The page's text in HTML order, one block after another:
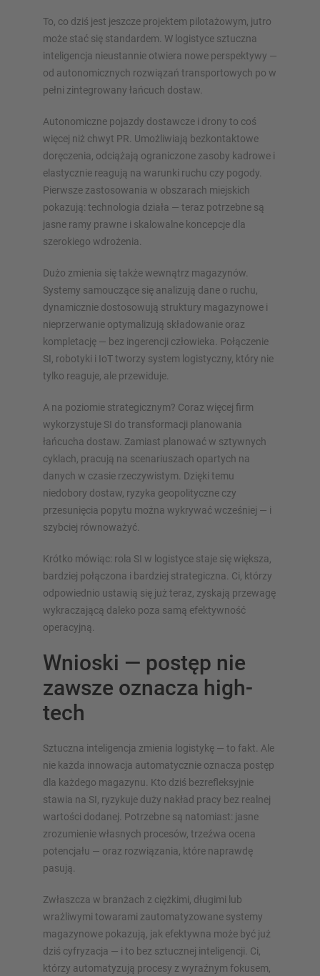
To, co dziś jest jeszcze projektem pilotażowym, jutro
może stać się standardem. W logistyce sztuczna
inteligencja nieustannie otwiera nowe perspektywy —
od autonomicznych rozwiązań transportowych po w
pełni zintegrowany łańcuch dostaw.
Autonomiczne pojazdy dostawcze i drony to coś
więcej niż chwyt PR. Umożliwiają bezkontaktowe
doręczenia, odciążają ograniczone zasoby kadrowe i
elastycznie reagują na warunki ruchu czy pogody.
Pierwsze zastosowania w obszarach miejskich
pokazują: technologia działa — teraz potrzebne są
jasne ramy prawne i skalowalne koncepcje dla
szerokiego wdrożenia.
Dużo zmienia się także wewnątrz magazynów.
Systemy samouczące się analizują dane o ruchu,
dynamicznie dostosowują struktury magazynowe i
nieprzerwanie optymalizują składowanie oraz
kompletację — bez ingerencji człowieka. Połączenie
SI, robotyki i IoT tworzy system logistyczny, który nie
tylko reaguje, ale przewiduje.
A na poziomie strategicznym? Coraz więcej firm
wykorzystuje SI do transformacji planowania
łańcucha dostaw. Zamiast planować w sztywnych
cyklach, pracują na scenariuszach opartych na
danych w czasie rzeczywistym. Dzięki temu
niedobory dostaw, ryzyka geopolityczne czy
przesunięcia popytu można wykrywać wcześniej — i
szybciej równoważyć.
Krótko mówiąc: rola SI w logistyce staje się większa,
bardziej połączona i bardziej strategiczna. Ci, którzy
odpowiednio ustawią się już teraz, zyskają przewagę
wykraczającą daleko poza samą efektywność
operacyjną.
Wnioski — postęp nie
zawsze oznacza high-
tech
Sztuczna inteligencja zmienia logistykę — to fakt. Ale
nie każda innowacja automatycznie oznacza postęp
dla każdego magazynu. Kto dziś bezrefleksyjnie
stawia na SI, ryzykuje duży nakład pracy bez realnej
wartości dodanej. Potrzebne są natomiast: jasne
zrozumienie własnych procesów, trzeźwa ocena
potencjału — oraz rozwiązania, które naprawdę
pasują.
Zwłaszcza w branżach z ciężkimi, długimi lub
wrażliwymi towarami zautomatyzowane systemy
magazynowe pokazują, jak efektywna może być już
dziś cyfryzacja — i to bez sztucznej inteligencji. Ci,
którzy automatyzują procesy z wyraźnym fokusem,